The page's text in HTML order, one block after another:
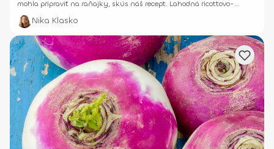
mohla pripraviť na raňajky, skús náš recept. Lahodná ricottovo-
chrenová nátierka ti isto zachutí.
Nika Klasko